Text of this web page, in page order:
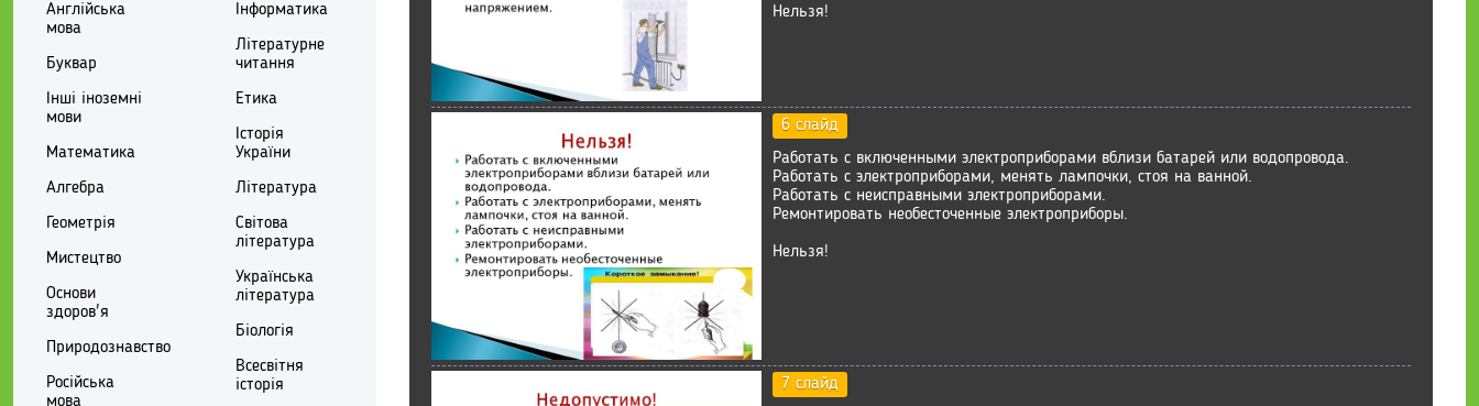
Нельзя!
6 слайд
Работать с включенными электроприборами вблизи батарей или водопровода.
Работать с электроприборами, менять лампочки, стоя на ванной.
Работать с неисправными электроприборами.
Ремонтировать необесточенные электроприборы.
Нельзя!
7 слайд
Англійська
мова
Буквар
Інші іноземні
мови
Математика
Алгебра
Геометрія
Мистецтво
Основи
здоров'я
Природознавство
Російська
мова
Інформатика
Літературне
читання
Етика
Історія
України
Література
Світова
література
Українська
література
Біологія
Всесвітня
історія